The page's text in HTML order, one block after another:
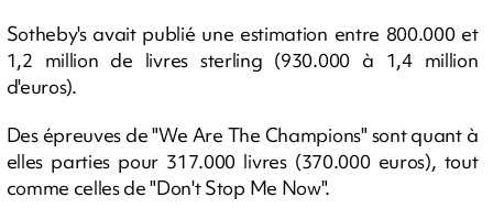
Sotheby's avait publié une estimation entre 800.000 et
1,2 million de livres sterling (930.000 à 1,4 million
d'euros).
Des épreuves de "We Are The Champions" sont quant à
elles parties pour 317.000 livres (370.000 euros), tout
comme celles de "Don't Stop Me Now".